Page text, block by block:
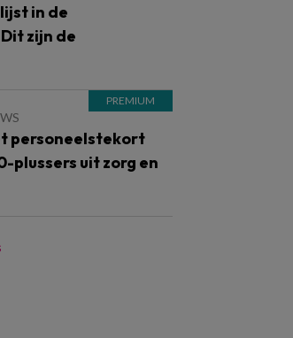
in de
zijn de
personeelstekort
plussers uit zorg en